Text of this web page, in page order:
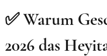
✅ Warum
2026 das